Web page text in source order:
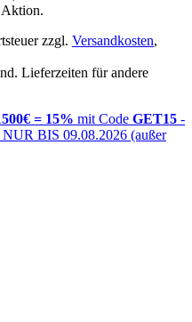
Aktion.
zzgl. Versandkosten,
Lieferzeiten für andere
= 15% mit Code GET15 -
NUR BIS 09.08.2026 (außer